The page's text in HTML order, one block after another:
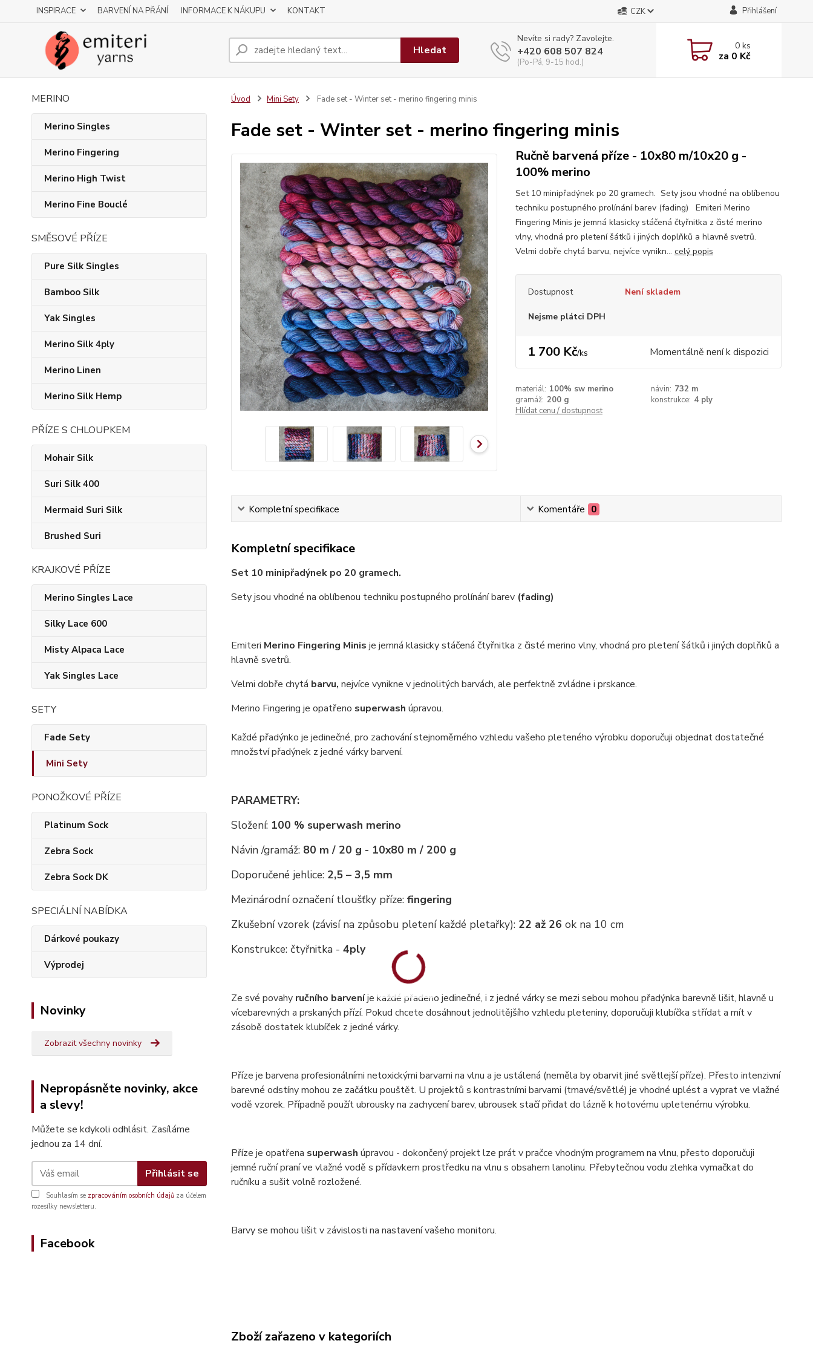
INSPIRACE BARVENÍ NA PŘÁNÍ INFORMACE K NÁKUPU KONTAKT CZK Přihlášení
Hledat
Nevíte si rady? Zavolejte.
+420 608 507 824
(Po-Pá, 9-15 hod.)
0ks
za 0 Kč
MERINO
Merino Singles
Merino Fingering
Merino High Twist
Merino Fine Bouclé
SMĚSOVÉ PŘÍZE
Pure Silk Singles
Bamboo Silk
Yak Singles
Merino Silk 4ply
Merino Linen
Merino Silk Hemp
PŘÍZE S CHLOUPKEM
Mohair Silk
Suri Silk 400
Mermaid Suri Silk
Brushed Suri
KRAJKOVÉ PŘÍZE
Merino Singles Lace
Silky Lace 600
Misty Alpaca Lace
Yak Singles Lace
SETY
Fade Sety
Mini Sety
PONOŽKOVÉ PŘÍZE
Platinum Sock
Zebra Sock
Zebra Sock DK
SPECIÁLNÍ NABÍDKA
Dárkové poukazy
Výprodej
Novinky
Zobrazit všechny novinky
Nepropásněte novinky, akce
a slevy!
Můžete se kdykoli odhlásit. Zasíláme
jednou za 14 dní.
Přihlásit se
Souhlasím se zpracováním osobních údajů za účelem
rozesílky newsletteru.
Facebook
Úvod Mini Sety Fade set - Winter set - merino fingering minis
Fade set - Winter set - merino fingering minis
Ručně barvená příze - 10x80 m/10x20 g -
100% merino
Set 10 minipřadýnek po 20 gramech. Sety jsou vhodné na oblíbenou
techniku postupného prolínání barev (fading) Emiteri Merino
Fingering Minis je jemná klasicky stáčená čtyřnitka z čisté merino
vlny, vhodná pro pletení šátků i jiných doplňků a hlavně svetrů.
Velmi dobře chytá barvu, nejvíce vynikn... celý popis
Dostupnost Není skladem
Nejsme plátci DPH
1 700 Kč/ks Momentálně není k dispozici
materiál: 100% sw merino návin: 732 m
gramáž: 200 g konstrukce: 4 ply
Hlídat cenu / dostupnost
Kompletní specifikace Komentáře 0
Kompletní specifikace
Set 10 minipřadýnek po 20 gramech.
Sety jsou vhodné na oblíbenou techniku postupného prolínání barev (fading)
Emiteri Merino Fingering Minis je jemná klasicky stáčená čtyřnitka z čisté merino vlny, vhodná pro pletení šátků i jiných doplňků a
hlavně svetrů.
Velmi dobře chytá barvu, nejvíce vynikne v jednolitých barvách, ale perfektně zvládne i prskance.
Merino Fingering je opatřeno superwash úpravou.
Každé přadýnko je jedinečné, pro zachování stejnoměrného vzhledu vašeho pleteného výrobku doporučuji objednat dostatečné
množství přadýnek z jedné várky barvení.
PARAMETRY:
Složení: 100 % superwash merino
Návin /gramáž: 80 m / 20 g - 10x80 m / 200 g
Doporučené jehlice: 2,5 – 3,5 mm
Mezinárodní označení tloušťky příze: fingering
Zkušební vzorek (závisí na způsobu pletení každé pletařky): 22 až 26 ok na 10 cm
Konstrukce: čtyřnitka - 4ply
Ze své povahyručního barveníje každé přadeno jedinečné, i z jedné várky se mezi sebou mohou přadýnka barevně lišit, hlavně u
vícebarevných a prskaných přízí. Pokud chcete dosáhnout jednolitějšího vzhledu pleteniny, doporučuji klubíčka střídat a mít v
zásobě dostatek klubíček z jedné várky.
Příze je barvena profesionálními netoxickými barvami na vlnu a je ustálená (neměla by obarvit jiné světlejší příze). Přesto intenzivní
barevné odstíny mohou ze začátku pouštět. U projektů s kontrastními barvami (tmavé/světlé) je vhodné uplést a vyprat ve vlažné
vodě vzorek. Případně použít ubrousky na zachycení barev, ubrousek stačí přidat do lázně k hotovému upletenému výrobku.
Příze je opatřena superwash úpravou - dokončený projekt lze prát v pračce vhodným programem na vlnu, přesto doporučuji
jemné ruční praní ve vlažné vodě s přídavkem prostředku na vlnu s obsahem lanolinu. Přebytečnou vodu zlehka vymačkat do
ručníku a sušit volně rozložené.
Barvy se mohou lišit v závislosti na nastavení vašeho monitoru.
Zboží zařazeno v kategoriích